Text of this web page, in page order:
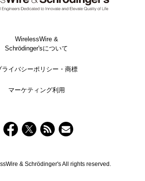
WirelessWire &
Schrödinger'sについて
ライバシーポリシー・商標
マーケティング利用
& Schrödinger's All rights reserved.